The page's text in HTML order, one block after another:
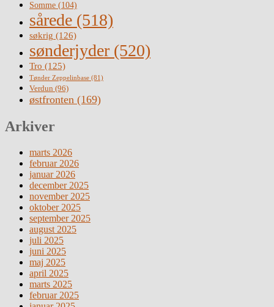
Somme (104)
sårede (518)
søkrig (126)
sønderjyder (520)
Tro (125)
Tønder Zeppelinbase (81)
Verdun (96)
østfronten (169)
Arkiver
marts 2026
februar 2026
januar 2026
december 2025
november 2025
oktober 2025
september 2025
august 2025
juli 2025
juni 2025
maj 2025
april 2025
marts 2025
februar 2025